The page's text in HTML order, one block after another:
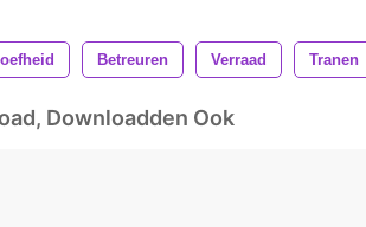
Betreuren Verraad Tranen
Downloadden Ook